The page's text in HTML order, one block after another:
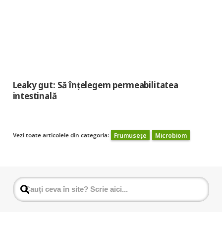
Leaky gut: Să înțelegem permeabilitatea
intestinală
Vezi toate articolele din categoria: Frumusețe Microbiom